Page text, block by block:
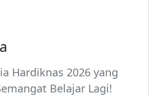
Hardiknas 2026 yang
Belajar Lagi!